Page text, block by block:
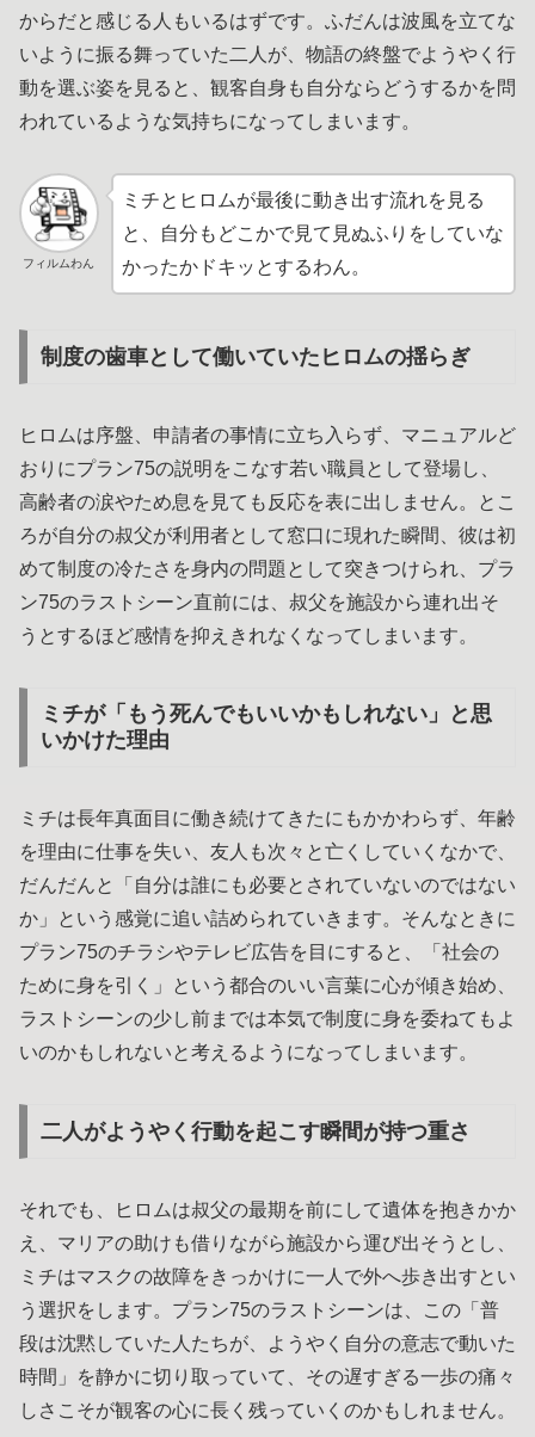
からだと感じる人もいるはずです。ふだんは波風を立てな
いように振る舞っていた二人が、物語の終盤でようやく行
動を選ぶ姿を見ると、観客自身も自分ならどうするかを問
われているような気持ちになってしまいます。
フィルムわん
ミチとヒロムが最後に動き出す流れを見る
と、自分もどこかで見て見ぬふりをしていな
かったかドキッとするわん。
制度の歯車として働いていたヒロムの揺らぎ
ヒロムは序盤、申請者の事情に立ち入らず、マニュアルど
おりにプラン75の説明をこなす若い職員として登場し、
高齢者の涙やため息を見ても反応を表に出しません。とこ
ろが自分の叔父が利用者として窓口に現れた瞬間、彼は初
めて制度の冷たさを身内の問題として突きつけられ、プラ
ン75のラストシーン直前には、叔父を施設から連れ出そ
うとするほど感情を抑えきれなくなってしまいます。
ミチが「もう死んでもいいかもしれない」と思
いかけた理由
ミチは長年真面目に働き続けてきたにもかかわらず、年齢
を理由に仕事を失い、友人も次々と亡くしていくなかで、
だんだんと「自分は誰にも必要とされていないのではない
か」という感覚に追い詰められていきます。そんなときに
プラン75のチラシやテレビ広告を目にすると、「社会の
ために身を引く」という都合のいい言葉に心が傾き始め、
ラストシーンの少し前までは本気で制度に身を委ねてもよ
いのかもしれないと考えるようになってしまいます。
二人がようやく行動を起こす瞬間が持つ重さ
それでも、ヒロムは叔父の最期を前にして遺体を抱きかか
え、マリアの助けも借りながら施設から運び出そうとし、
ミチはマスクの故障をきっかけに一人で外へ歩き出すとい
う選択をします。プラン75のラストシーンは、この「普
段は沈黙していた人たちが、ようやく自分の意志で動いた
時間」を静かに切り取っていて、その遅すぎる一歩の痛々
しさこそが観客の心に長く残っていくのかもしれません。